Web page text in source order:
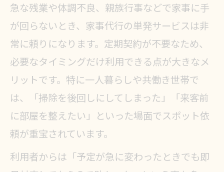
急な残業や体調不良、親族行事などで家事に手
が回らないとき、家事代行の単発サービスは非
常に頼りになります。定期契約が不要なため、
必要なタイミングだけ利用できる点が大きなメ
リットです。特に一人暮らしや共働き世帯で
は、「掃除を後回しにしてしまった」「来客前
に部屋を整えたい」といった場面でスポット依
頼が重宝されています。
利用者からは「予定が急に変わったときでも即